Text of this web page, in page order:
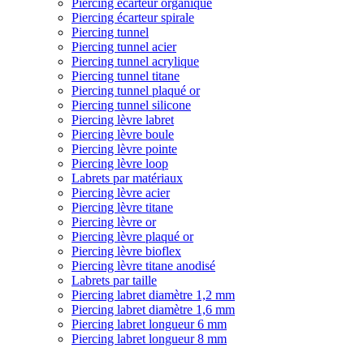
Piercing écarteur organique
Piercing écarteur spirale
Piercing tunnel
Piercing tunnel acier
Piercing tunnel acrylique
Piercing tunnel titane
Piercing tunnel plaqué or
Piercing tunnel silicone
Piercing lèvre labret
Piercing lèvre boule
Piercing lèvre pointe
Piercing lèvre loop
Labrets par matériaux
Piercing lèvre acier
Piercing lèvre titane
Piercing lèvre or
Piercing lèvre plaqué or
Piercing lèvre bioflex
Piercing lèvre titane anodisé
Labrets par taille
Piercing labret diamètre 1,2 mm
Piercing labret diamètre 1,6 mm
Piercing labret longueur 6 mm
Piercing labret longueur 8 mm